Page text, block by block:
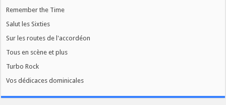
Remember the Time
Salut les Sixties
Sur les routes de l'accordéon
Tous en scène et plus
Turbo Rock
Vos dédicaces dominicales